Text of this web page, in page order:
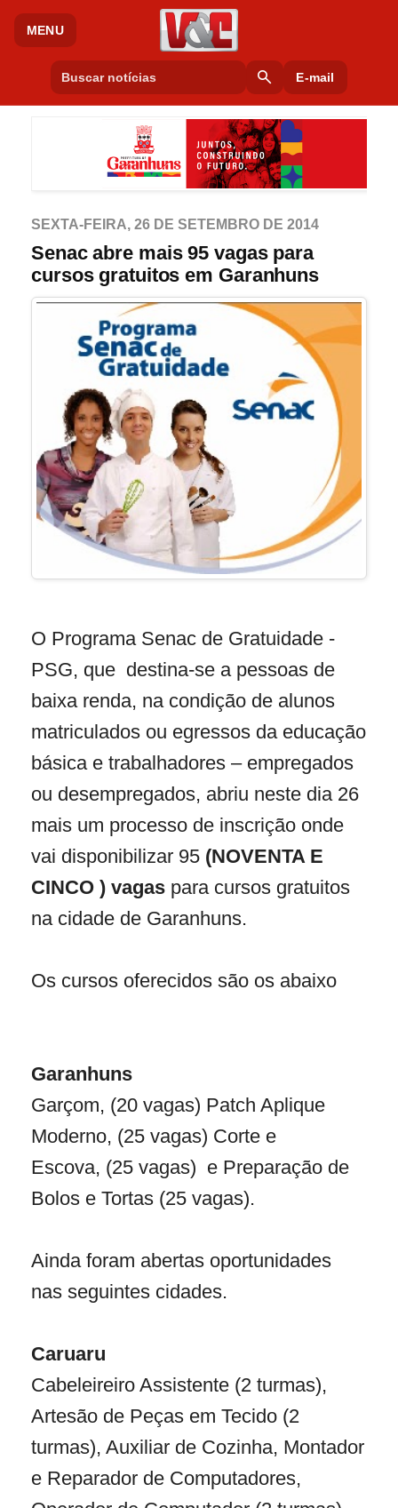
MENU
search E-mail
SEXTA-FEIRA, 26 DE SETEMBRO DE 2014
Senac abre mais 95 vagas para
cursos gratuitos em Garanhuns
O Programa Senac de Gratuidade -
PSG, que destina-se a pessoas de
baixa renda, na condição de alunos
matriculados ou egressos da educação
básica e trabalhadores – empregados
ou desempregados, abriu neste dia 26
mais um processo de inscrição onde
vai disponibilizar 95 (NOVENTA E
CINCO ) vagas para cursos gratuitos
na cidade de Garanhuns.
Os cursos oferecidos são os abaixo
Garanhuns
Garçom, (20 vagas) Patch Aplique
Moderno, (25 vagas) Corte e
Escova, (25 vagas) e Preparação de
Bolos e Tortas (25 vagas).
Ainda foram abertas oportunidades
nas seguintes cidades.
Caruaru
Cabeleireiro Assistente (2 turmas),
Artesão de Peças em Tecido (2
turmas), Auxiliar de Cozinha, Montador
e Reparador de Computadores,